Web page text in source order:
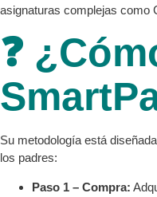
asignaturas complejas como
❓
Su metodología está
los padres:
Paso 1 – Compra: